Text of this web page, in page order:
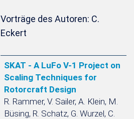
Vorträge des Autoren: C.
Eckert
SKAT - A LuFo V-1 Project on
Scaling Techniques for
Rotorcraft Design
R. Rammer, V. Sailer, A. Klein, M.
Büsing, R. Schatz, G. Wurzel, C.